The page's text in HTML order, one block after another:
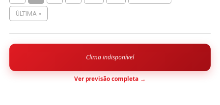
ÚLTIMA »
Clima indisponível
Ver previsão completa →